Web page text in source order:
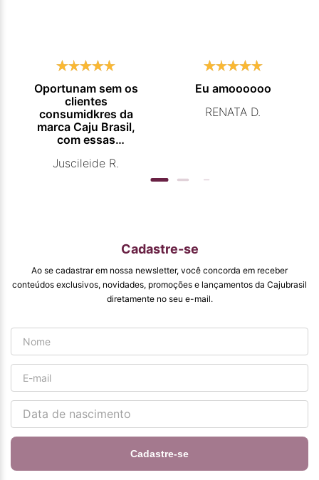
Oportunam sem os
clientes
consumidkres da
marca Caju Brasil,
com essas
promocionais de
qualidade que vcs
entregam. Parabéns
#
pormaiscampanhaspromorcionais.
Juscileide R.
Eu amoooooo
RENATA D.
Cadastre-se
Ao se cadastrar em nossa newsletter, você concorda em receber
conteúdos exclusivos, novidades, promoções e lançamentos da Cajubrasil
diretamente no seu e-mail.
Cadastre-se